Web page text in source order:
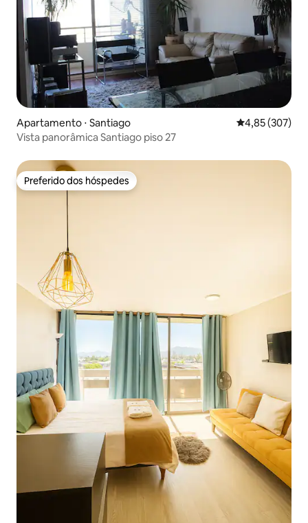
Apartamento ⋅ Santiago 4,85 de uma
4,85 (307)
Vista panorâmica Santiago piso 27
Preferido dos hóspedes
Preferido dos hóspedes